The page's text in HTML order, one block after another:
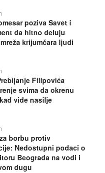
poziva Savet i
da hitno deluju
krijumčara ljudi
Filipovića
svima da okrenu
vide nasilje
borbu protiv
Nedostupni podaci o
Beograda na vodi i
dugu